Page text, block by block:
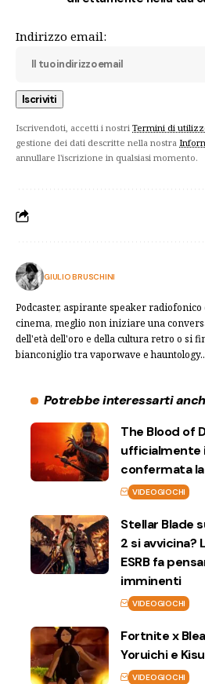
Indirizzo email:
Iscrivendoti, accetti i nostri Termini di
gestione dei dati descritte nella nostra
annullare l'iscrizione in qualsiasi momento.
GIULIO BRUSCHINI
Podcaster, aspirante speaker radiofonico
cinema, meglio non iniziare una
dell'età dell'oro e della cultura retro o si
bianconiglio tra vaporwave e
Potrebbe interessarti
The Blood of
ufficialmente
confermata
VIDEOGIOCHI
Stellar Blade
2 si avvicina?
ESRB fa
imminenti
VIDEOGIOCHI
Fortnite x
Yoruichi e
VIDEOGIOCHI